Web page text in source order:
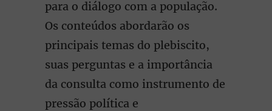
para o diálogo com a população.
Os conteúdos abordarão os
principais temas do plebiscito,
suas perguntas e a importância
da consulta como instrumento de
pressão política e